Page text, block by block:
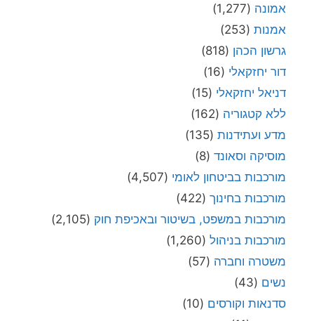
אמונה (1,277)
אמנות (253)
גרשון הכהן (818)
דור יחזקאלי (16)
דניאל יחזקאלי (15)
ללא קטגוריה (162)
מדע ועתידנות (135)
מוסיקה וסאונד (8)
מורכבות בביטחון לאומי (4,507)
מורכבות בחינוך (422)
מורכבות במשפט, בשיטור ובאכיפת חוק (2,105)
מורכבות בניהול (1,260)
משטרה וחברה (57)
נשים (43)
סדנאות וקורסים (10)